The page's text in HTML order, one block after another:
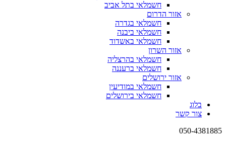
חשמלאי בתל אביב
אזור הדרום
חשמלאי בגדרה
חשמלאי ביבנה
חשמלאי באשדוד
אזור השרון
חשמלאי בהרצליה
חשמלאי ברעננה
אזור ירושלים
חשמלאי במודיעין
חשמלאי בירושלים
בלוג
צור קשר
050-4381885